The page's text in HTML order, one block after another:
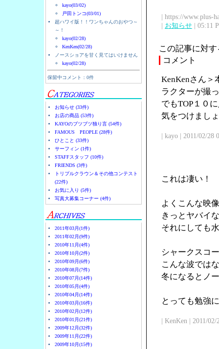
kayo(03/02)
戸田トンコ(03/01)
超ハワイ版！！ワンちゃんのおやつ～
～！
kayo(02/28)
KenKen(02/28)
ノースショアを甘く見てはいけません
kayo(02/28)
保留中コメント：0件
お知らせ (33件)
お店の商品 (53件)
KAYOのブツブツ独り言 (54件)
FAMOUS PEOPLE (28件)
ひとこと (33件)
サーフィン (1件)
STAFFスタッフ (10件)
FRIENDS (3件)
トリプルクラウン＆その他コンテスト
(22件)
お気に入り (5件)
写真大募集コーナー (4件)
2011年03月(1件)
2011年02月(9件)
2010年11月(4件)
2010年10月(2件)
2010年09月(6件)
2010年08月(7件)
2010年07月(14件)
2010年05月(4件)
2010年04月(14件)
2010年03月(16件)
2010年02月(12件)
2010年01月(21件)
2009年12月(32件)
2009年11月(22件)
2009年10月(15件)
| https://www.plus-
| お知らせ | 05:11
この記事に対
コメント
KenKenさん＞
ラクターが撮
でもTOP１０
気をつけまし
| kayo | 2011/02/28
これは凄い！
よくこんな映
きっとヤバイ
それにしても
シャークスコ
こんな波では
冬になるとノ
とっても勉強
| KenKen | 2011/